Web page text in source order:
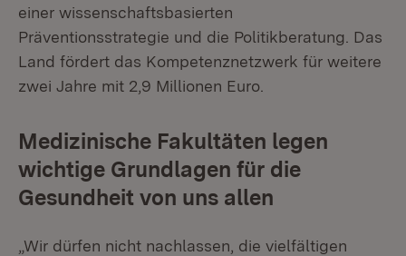
einer wissenschaftsbasierten
Präventionsstrategie und die Politikberatung. Das
Land fördert das Kompetenznetzwerk für weitere
zwei Jahre mit 2,9 Millionen Euro.
Medizinische Fakultäten legen
wichtige Grundlagen für die
Gesundheit von uns allen
„Wir dürfen nicht nachlassen, die vielfältigen